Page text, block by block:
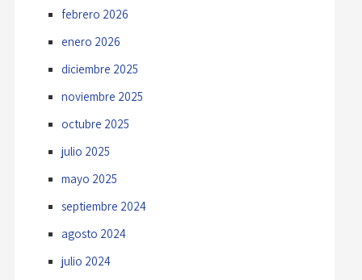
febrero 2026
enero 2026
diciembre 2025
noviembre 2025
octubre 2025
julio 2025
mayo 2025
septiembre 2024
agosto 2024
julio 2024